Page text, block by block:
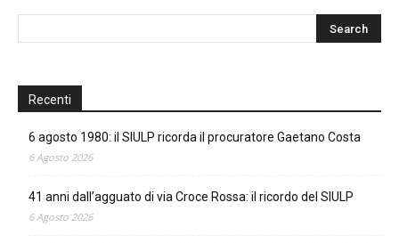
Recenti
6 agosto 1980: il SIULP ricorda il procuratore Gaetano Costa
6 Agosto 2026
41 anni dall’agguato di via Croce Rossa: il ricordo del SIULP
6 Agosto 2026